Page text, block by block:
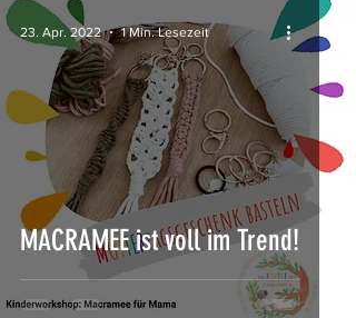
MACRAMEE ist voll im Trend!
23. Apr. 2022 1 Min. Lesezeit